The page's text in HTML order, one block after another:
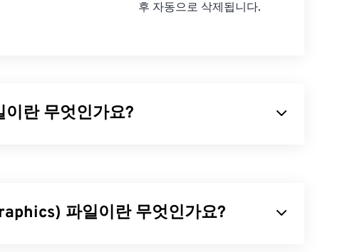
후 자동으로 삭제됩니다.
란 무엇인가요?
. 자세한 내용은 Microsoft에서 DIB의 기술적인 측면
. 파일이란 무엇인가요?